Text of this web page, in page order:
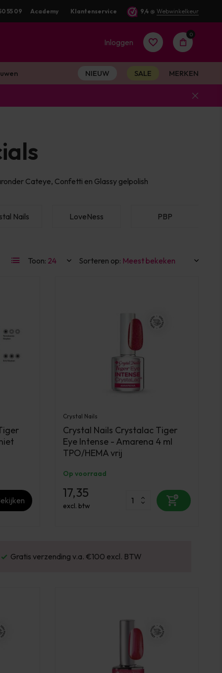
55 09 Academy Klantenservice 9,4 @ Webwinkelkeur
Inloggen
aanmaken
0
NIEUW SALE MERKEN
Cateye, Confetti en Glassy gelpolish
Nails LoveNess PBP
Toon: Sorteren op:
Crystal Nails
Crystal Nails Crystalac Tiger
Eye Intense - Amarena 4 ml
TPO/HEMA vrij
Op voorraad
17,35
excl. btw
Gratis verzending v.a. €100 excl. BTW